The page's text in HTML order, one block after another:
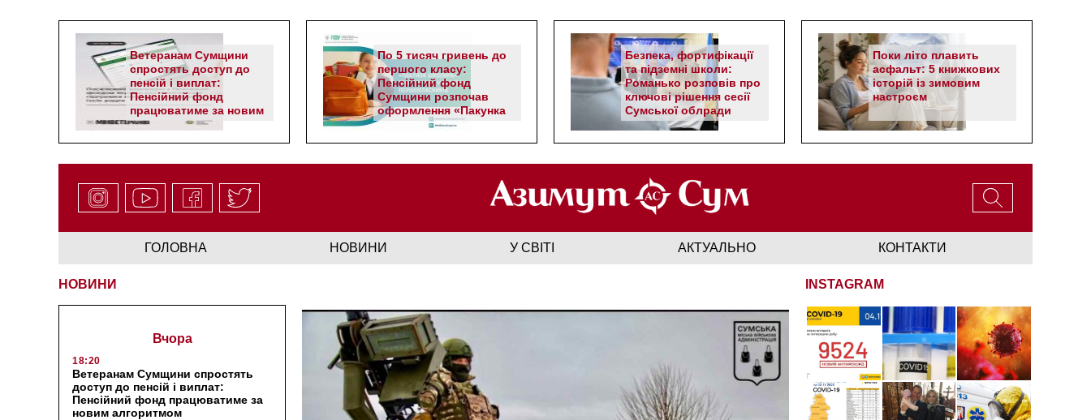
Ветеранам Сумщини
спростять доступ до
пенсій і виплат:
Пенсійний фонд
працюватиме за новим
алгоритмом
По 5 тисяч гривень до
першого класу:
Пенсійний фонд
Сумщини розпочав
оформлення «Пакунка
школяра»
Безпека, фортифікації
та підземні школи:
Романько розповів про
ключові рішення сесії
Сумської облради
Поки літо плавить
асфальт: 5 книжкових
історій із зимовим
настроєм
ГОЛОВНА НОВИНИ У СВІТІ АКТУАЛЬНО КОНТАКТИ
НОВИНИ
Вчора
18:20
Ветеранам Сумщини спростять
доступ до пенсій і виплат:
Пенсійний фонд працюватиме за
новим алгоритмом
INSTAGRAM